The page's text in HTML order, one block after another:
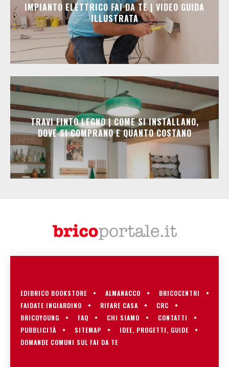
IMPIANTO ELETTRICO FAI DA TE | VIDEO GUIDA
ILLUSTRATA
TRAVI FINTO LEGNO | COME SI INSTALLANO,
DOVE SI COMPRANO E QUANTO COSTANO
EDIBRICO BOOKSTORE ALMANACCO
BRICOCENTRI
FAIDATE INGIARDINO
RIFARE CASA
CRC
BRICOYOUNG
FAQ CHI SIAMO
CONTATTI
PUBBLICITÀ
SITEMAP
IDEE, PROGETTI, GUIDE
DOMANDE COMUNI SUL FAI DA TE